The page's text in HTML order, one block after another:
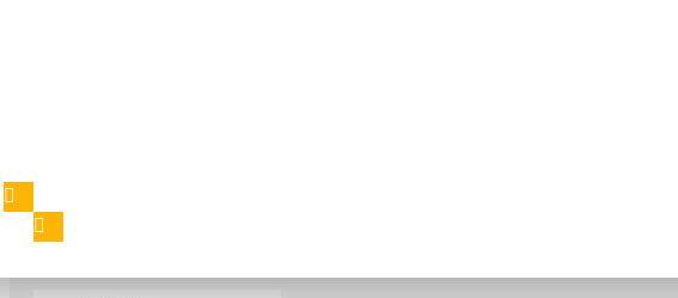
44.00 ₾